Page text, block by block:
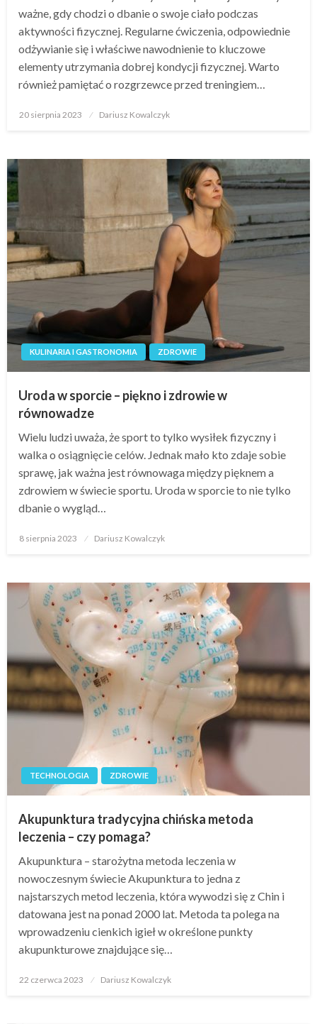
ważne, gdy chodzi o dbanie o swoje ciało podczas
aktywności fizycznej. Regularne ćwiczenia, odpowiednie
odżywianie się i właściwe nawodnienie to kluczowe
elementy utrzymania dobrej kondycji fizycznej. Warto
również pamiętać o rozgrzewce przed treningiem…
Opublikowane
20 sierpnia 2023 Dariusz Kowalczyk
KULINARIA I GASTRONOMIA ZDROWIE
Uroda w sporcie – piękno i zdrowie w
równowadze
Wielu ludzi uważa, że sport to tylko wysiłek fizyczny i
walka o osiągnięcie celów. Jednak mało kto zdaje sobie
sprawę, jak ważna jest równowaga między pięknem a
zdrowiem w świecie sportu. Uroda w sporcie to nie tylko
dbanie o wygląd…
Opublikowane
8 sierpnia 2023 Dariusz Kowalczyk
TECHNOLOGIA ZDROWIE
Akupunktura tradycyjna chińska metoda
leczenia – czy pomaga?
Akupunktura – starożytna metoda leczenia w
nowoczesnym świecie Akupunktura to jedna z
najstarszych metod leczenia, która wywodzi się z Chin i
datowana jest na ponad 2000 lat. Metoda ta polega na
wprowadzeniu cienkich igieł w określone punkty
akupunkturowe znajdujące się…
Opublikowane
22 czerwca 2023 Dariusz Kowalczyk